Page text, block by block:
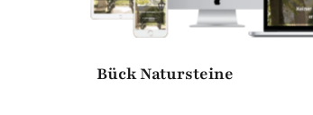
Bück Natursteine